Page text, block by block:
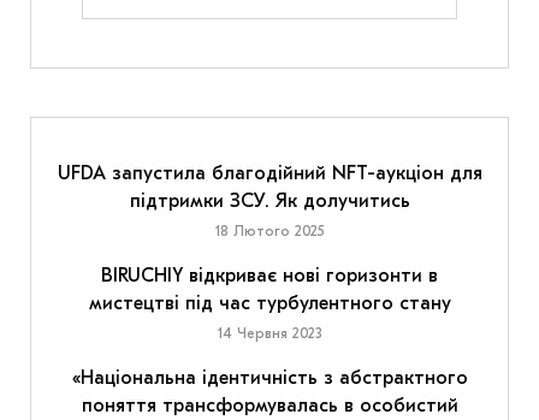
UFDA запустила благодійний NFT-аукціон для
підтримки ЗСУ. Як долучитись
18 Лютого 2025
BIRUCHIY відкриває нові горизонти в
мистецтві під час турбулентного стану
14 Червня 2023
«Національна ідентичність з абстрактного
поняття трансформувалась в особистий